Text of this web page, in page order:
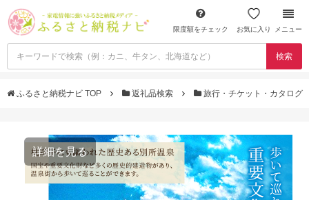
限度額をチェック お気に入り メニュー
検索
ふるさと納税ナビ TOP 返礼品検索 旅行・チケット・カタログ
詳細を見る